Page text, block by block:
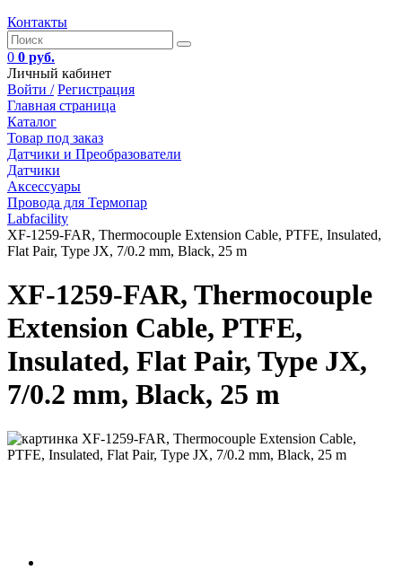
Контакты
0 0 руб.
Личный кабинет
Войти / Регистрация
Главная страница
Каталог
Товар под заказ
Датчики и Преобразователи
Датчики
Аксессуары
Провода для Термопар
Labfacility
XF-1259-FAR, Thermocouple Extension Cable, PTFE, Insulated,
Flat Pair, Type JX, 7/0.2 mm, Black, 25 m
XF-1259-FAR, Thermocouple
Extension Cable, PTFE,
Insulated, Flat Pair, Type JX,
7/0.2 mm, Black, 25 m